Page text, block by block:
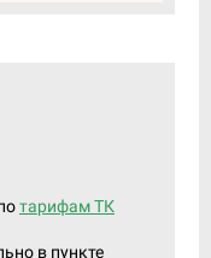
тарифам ТК
в пункте